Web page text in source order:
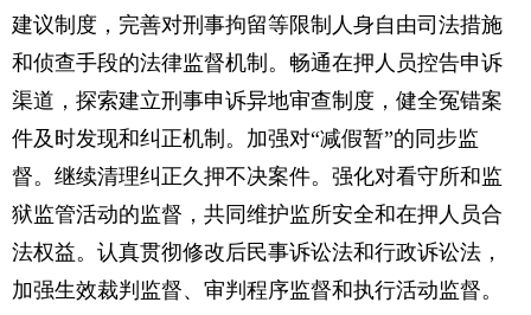
建议制度，完善对刑事拘留等限制人身自由司法措施
和侦查手段的法律监督机制。畅通在押人员控告申诉
渠道，探索建立刑事申诉异地审查制度，健全冤错案
件及时发现和纠正机制。加强对“减假暂”的同步监
督。继续清理纠正久押不决案件。强化对看守所和监
狱监管活动的监督，共同维护监所安全和在押人员合
法权益。认真贯彻修改后民事诉讼法和行政诉讼法，
加强生效裁判监督、审判程序监督和执行活动监督。